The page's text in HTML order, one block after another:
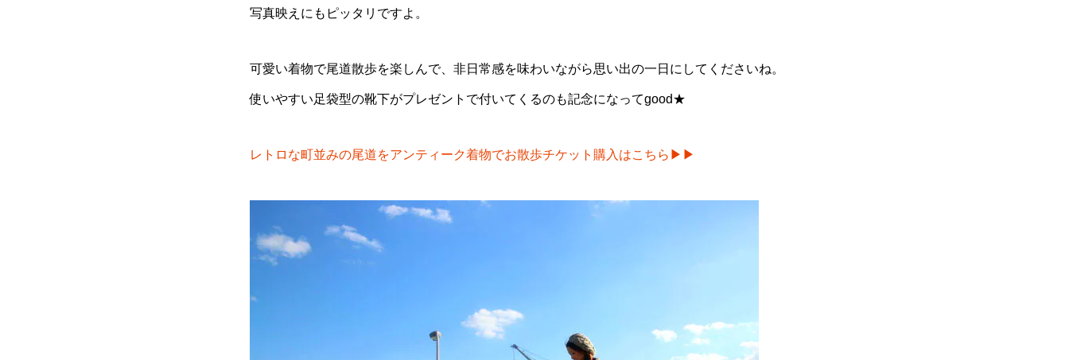
写真映えにもピッタリですよ。
可愛い着物で尾道散歩を楽しんで、非日常感を味わいながら思い出の一日にしてくださいね。
使いやすい足袋型の靴下がプレゼントで付いてくるのも記念になってgood★
レトロな町並みの尾道をアンティーク着物でお散歩チケット購入はこちら▶︎▶︎